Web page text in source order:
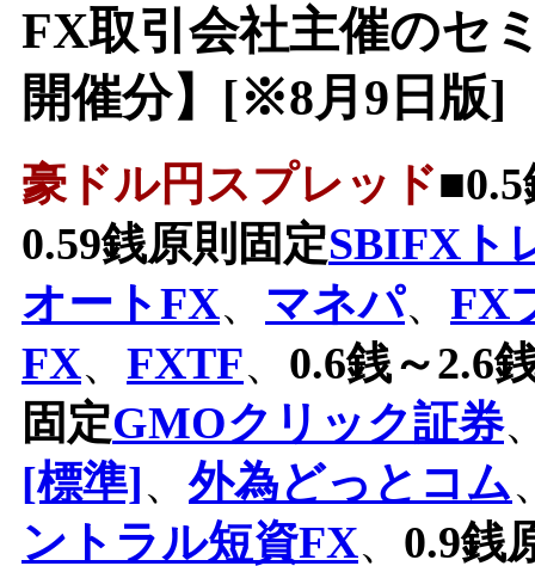
FX取引会社主催のセ
開催分】[※8月9日版]
豪ドル円スプレッド
0.59銭原則固定SBIFXト
オートFX、 マネパ、 FX
FX、 FXTF、 0.6銭～2.6
固定GMOクリック証券
[標準]、外為どっとコム
ントラル短資FX、 0.9銭